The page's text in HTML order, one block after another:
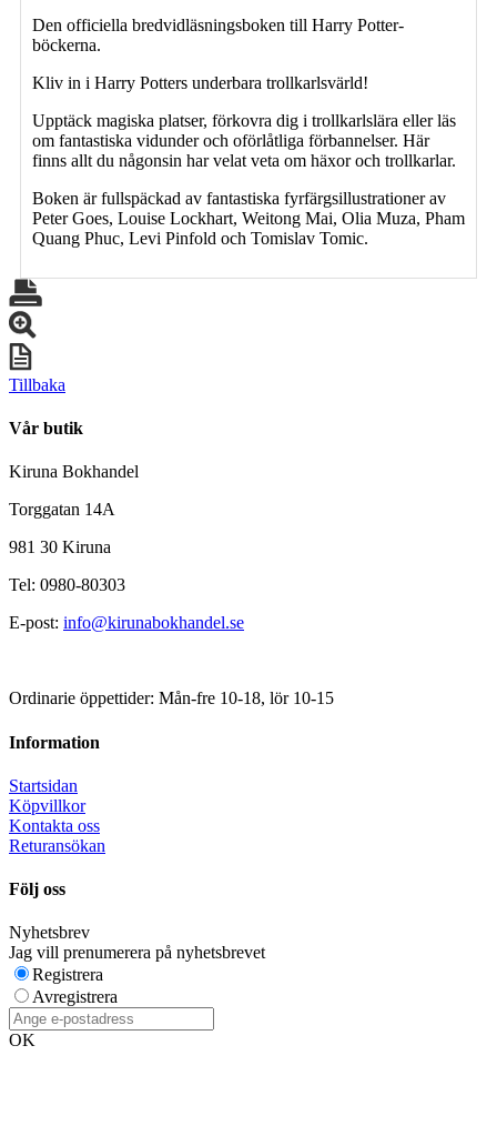
Den officiella bredvidläsningsboken till Harry Potter-
böckerna.
Kliv in i Harry Potters underbara trollkarlsvärld!
Upptäck magiska platser, förkovra dig i trollkarlslära eller läs
om fantastiska vidunder och oförlåtliga förbannelser. Här
finns allt du någonsin har velat veta om häxor och trollkarlar.
Boken är fullspäckad av fantastiska fyrfärgsillustrationer av
Peter Goes, Louise Lockhart, Weitong Mai, Olia Muza, Pham
Quang Phuc, Levi Pinfold och Tomislav Tomic.
Tillbaka
Vår butik
Kiruna Bokhandel
Torggatan 14A
981 30 Kiruna
Tel: 0980-80303
E-post: info@kirunabokhandel.se
Ordinarie öppettider: Mån-fre 10-18, lör 10-15
Information
Startsidan
Köpvillkor
Kontakta oss
Returansökan
Följ oss
Nyhetsbrev
Jag vill prenumerera på nyhetsbrevet
Registrera
Avregistrera
OK